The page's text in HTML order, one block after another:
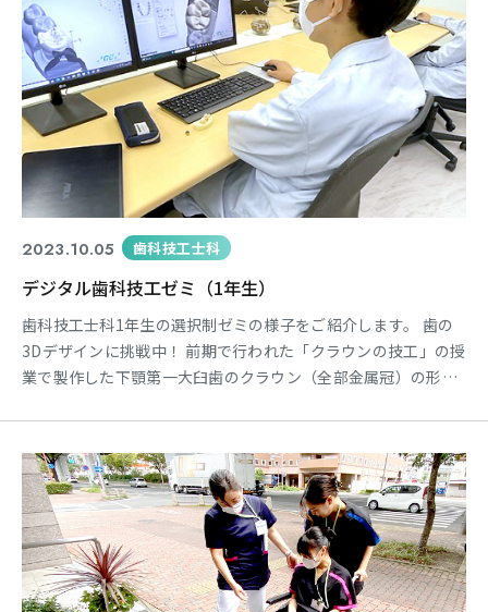
2023.10.05 歯科技工士科
デジタル歯科技工ゼミ（1年生）
歯科技工士科1年生の選択制ゼミの様子をご紹介します。 歯の
3Dデザインに挑戦中！ 前期で行われた「クラウンの技工」の授
業で製作した下顎第一大臼歯のクラウン（全部金属冠）の形態
像を動かす際のマウス操作に苦戦するも学生もいましたが、何
度も動かすうちに慣れてきていました。